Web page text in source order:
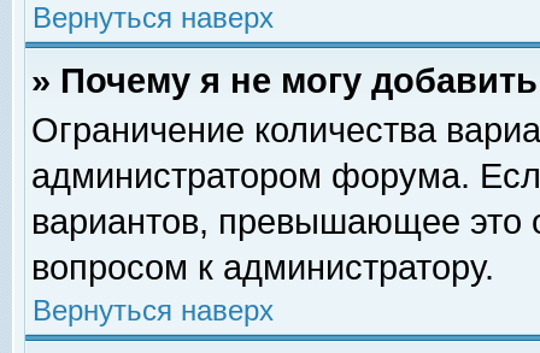
Вернуться наверх
» Почему я не могу
Ограничение количества
администратором форума.
вариантов, превышающее это
вопросом к администратору.
Вернуться наверх